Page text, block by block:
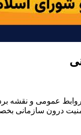
عمومی و نقشه
درون سازمانی